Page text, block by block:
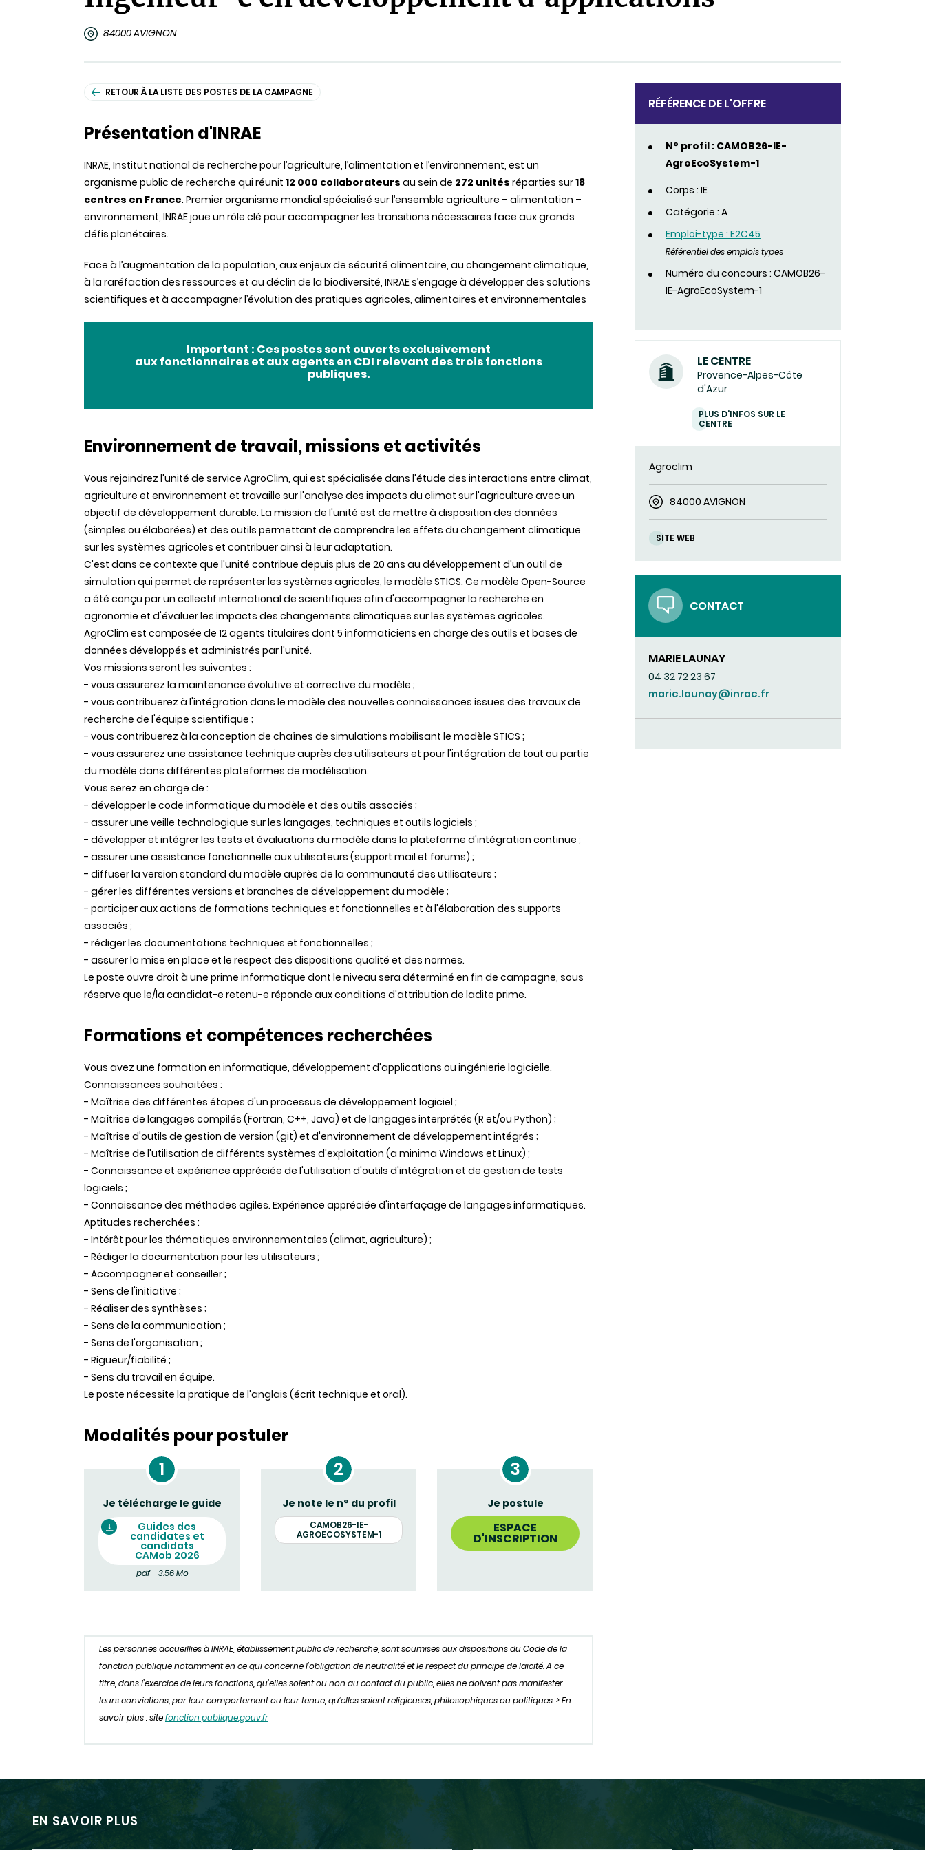
84000 AVIGNON
RETOUR À LA LISTE DES POSTES DE LA CAMPAGNE
Présentation d'INRAE
INRAE, Institut national de recherche pour l’agriculture, l’alimentation et l’environnement, est un
organisme public de recherche qui réunit 12 000 collaborateurs au sein de 272 unités réparties sur18
centres en France. Premier organisme mondial spécialisé sur l’ensemble agriculture – alimentation –
environnement, INRAE joue un rôle clé pour accompagner les transitions nécessaires face aux grands
défis planétaires.
Face à l’augmentation de la population, aux enjeux de sécurité alimentaire, au changement climatique,
à la raréfaction des ressources et au déclin de la biodiversité, INRAE s’engage à développer des solutions
scientifiques et à accompagner l’évolution des pratiques agricoles, alimentaires et environnementales
Important : Ces postes sont ouverts exclusivement
aux fonctionnaires et aux agents en CDI relevant des trois fonctions
publiques.
Environnement de travail, missions et activités
Vous rejoindrez l'unité de service AgroClim, qui est spécialisée dans l'étude des interactions entre climat,
agriculture et environnement et travaille sur l'analyse des impacts du climat sur l'agriculture avec un
objectif de développement durable. La mission de l'unité est de mettre à disposition des données
(simples ou élaborées) et des outils permettant de comprendre les effets du changement climatique
sur les systèmes agricoles et contribuer ainsi à leur adaptation.
C'est dans ce contexte que l'unité contribue depuis plus de 20 ans au développement d'un outil de
simulation qui permet de représenter les systèmes agricoles, le modèle STICS. Ce modèle Open-Source
a été conçu par un collectif international de scientifiques afin d'accompagner la recherche en
agronomie et d'évaluer les impacts des changements climatiques sur les systèmes agricoles.
AgroClim est composée de 12 agents titulaires dont 5 informaticiens en charge des outils et bases de
données développés et administrés par l'unité.
Vos missions seront les suivantes :
- vous assurerez la maintenance évolutive et corrective du modèle ;
- vous contribuerez à l'intégration dans le modèle des nouvelles connaissances issues des travaux de
recherche de l'équipe scientifique ;
- vous contribuerez à la conception de chaînes de simulations mobilisant le modèle STICS ;
- vous assurerez une assistance technique auprès des utilisateurs et pour l'intégration de tout ou partie
du modèle dans différentes plateformes de modélisation.
Vous serez en charge de :
- développer le code informatique du modèle et des outils associés ;
- assurer une veille technologique sur les langages, techniques et outils logiciels ;
- développer et intégrer les tests et évaluations du modèle dans la plateforme d'intégration continue ;
- assurer une assistance fonctionnelle aux utilisateurs (support mail et forums) ;
- diffuser la version standard du modèle auprès de la communauté des utilisateurs ;
- gérer les différentes versions et branches de développement du modèle ;
- participer aux actions de formations techniques et fonctionnelles et à l'élaboration des supports
associés ;
- rédiger les documentations techniques et fonctionnelles ;
- assurer la mise en place et le respect des dispositions qualité et des normes.
Le poste ouvre droit à une prime informatique dont le niveau sera déterminé en fin de campagne, sous
réserve que le/la candidat-e retenu-e réponde aux conditions d'attribution de ladite prime.
Formations et compétences recherchées
Vous avez une formation en informatique, développement d'applications ou ingénierie logicielle.
Connaissances souhaitées :
- Maîtrise des différentes étapes d'un processus de développement logiciel ;
- Maîtrise de langages compilés (Fortran, C++, Java) et de langages interprétés (R et/ou Python) ;
- Maîtrise d'outils de gestion de version (git) et d'environnement de développement intégrés ;
- Maîtrise de l'utilisation de différents systèmes d'exploitation (a minima Windows et Linux) ;
- Connaissance et expérience appréciée de l'utilisation d'outils d'intégration et de gestion de tests
logiciels ;
- Connaissance des méthodes agiles. Expérience appréciée d'interfaçage de langages informatiques.
Aptitudes recherchées :
- Intérêt pour les thématiques environnementales (climat, agriculture) ;
- Rédiger la documentation pour les utilisateurs ;
- Accompagner et conseiller ;
- Sens de l'initiative ;
- Réaliser des synthèses ;
- Sens de la communication ;
- Sens de l'organisation ;
- Rigueur/fiabilité ;
- Sens du travail en équipe.
Le poste nécessite la pratique de l'anglais (écrit technique et oral).
Modalités pour postuler
Je télécharge le guide
Guides des
candidates et
candidats
CAMob 2026
pdf - 3.56 Mo
Je note le n° du profil
CAMOB26-IE-
AGROECOSYSTEM-1
Je postule
ESPACE
D'INSCRIPTION
Les personnes accueillies à INRAE, établissement public de recherche, sont soumises aux dispositions du Code de la
fonction publique notamment en ce qui concerne l’obligation de neutralité et le respect du principe de laïcité. A ce
titre, dans l’exercice de leurs fonctions, qu’elles soient ou non au contact du public, elles ne doivent pas manifester
leurs convictions, par leur comportement ou leur tenue, qu’elles soient religieuses, philosophiques ou politiques. > En
savoir plus : sitefonction publique.gouv.fr
RÉFÉRENCE DE L'OFFRE
N° profil : CAMOB26-IE-
AgroEcoSystem-1
Corps : IE
Catégorie : A
Emploi-type : E2C45
Référentiel des emplois types
Numéro du concours : CAMOB26-
IE-AgroEcoSystem-1
LE CENTRE
Provence-Alpes-Côte
d'Azur
PLUS D'INFOS SUR LE
CENTRE
Agroclim
84000 AVIGNON
SITE WEB
CONTACT
MARIE LAUNAY
04 32 72 23 67
marie.launay@inrae.fr
EN SAVOIR PLUS